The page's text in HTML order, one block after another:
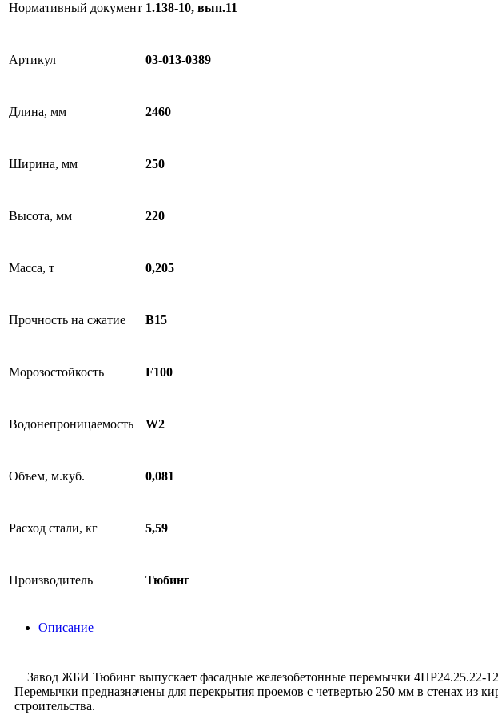
Нормативный документ 1.138-10, вып.11
Артикул 03-013-0389
Длина, мм 2460
Ширина, мм 250
Высота, мм 220
Масса, т 0,205
Прочность на сжатие B15
Морозостойкость F100
Водонепроницаемость W2
Объем, м.куб. 0,081
Расход стали, кг 5,59
Производитель Тюбинг
Описание
Завод ЖБИ Тюбинг выпускает фасадные железобетонные перемычки 4ПР24.25.22-
Перемычки предназначены для перекрытия проемов с четвертью 250 мм в стенах
строительства.